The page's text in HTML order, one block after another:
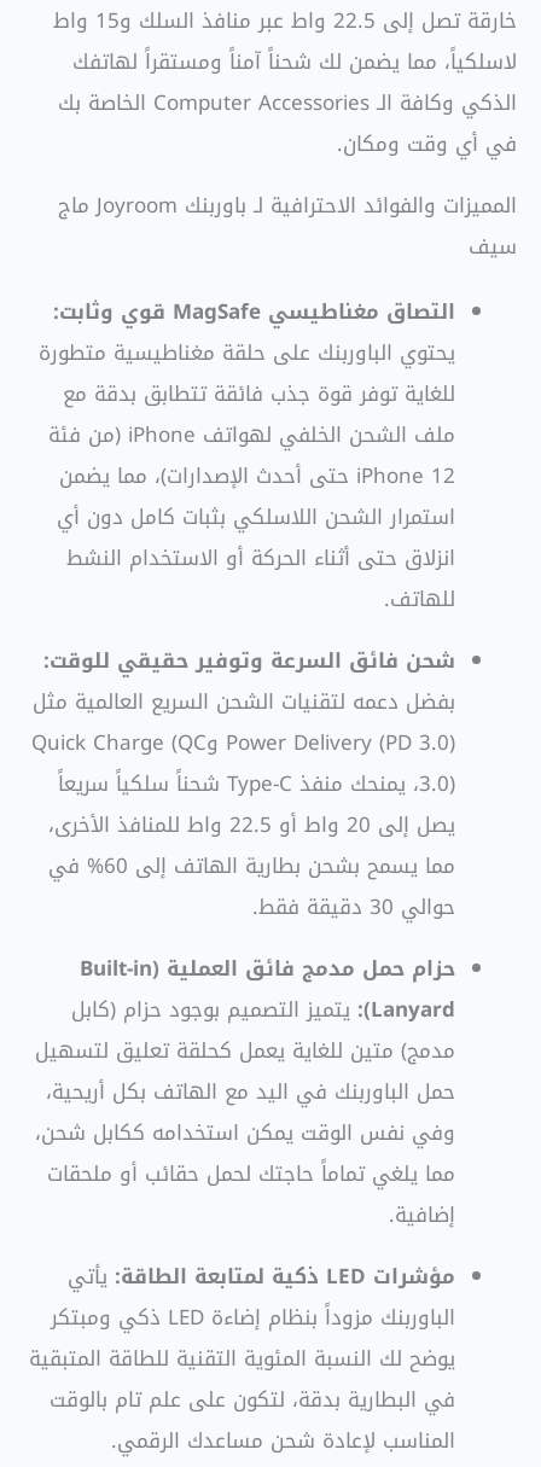
خارقة تصل إلى 22.5 واط عبر منافذ السلك و15 واط
لاسلكياً، مما يضمن لك شحناً آمناً ومستقراً لهاتفك
الذكي وكافة الـ Computer Accessories الخاصة بك
في أي وقت ومكان.
المميزات والفوائد الاحترافية لـ باوربنك Joyroom ماج
سيف
التصاق مغناطيسي MagSafe قوي وثابت:
يحتوي الباوربنك على حلقة مغناطيسية متطورة
للغاية توفر قوة جذب فائقة تتطابق بدقة مع
ملف الشحن الخلفي لهواتف iPhone (من فئة
iPhone 12 حتى أحدث الإصدارات)، مما يضمن
استمرار الشحن اللاسلكي بثبات كامل دون أي
انزلاق حتى أثناء الحركة أو الاستخدام النشط
للهاتف.
شحن فائق السرعة وتوفير حقيقي للوقت:
بفضل دعمه لتقنيات الشحن السريع العالمية مثل
Power Delivery (PD 3.0) وQuick Charge (QC
3.0)، يمنحك منفذ Type-C شحناً سلكياً سريعاً
يصل إلى 20 واط أو 22.5 واط للمنافذ الأخرى،
مما يسمح بشحن بطارية الهاتف إلى 60% في
حوالي 30 دقيقة فقط.
حزام حمل مدمج فائق العملية (Built-in
Lanyard): يتميز التصميم بوجود حزام (كابل
مدمج) متين للغاية يعمل كحلقة تعليق لتسهيل
حمل الباوربنك في اليد مع الهاتف بكل أريحية،
وفي نفس الوقت يمكن استخدامه ككابل شحن،
مما يلغي تماماً حاجتك لحمل حقائب أو ملحقات
إضافية.
مؤشرات LED ذكية لمتابعة الطاقة:
يأتي
الباوربنك مزوداً بنظام إضاءة LED ذكي ومبتكر
يوضح لك النسبة المئوية التقنية للطاقة المتبقية
في البطارية بدقة، لتكون على علم تام بالوقت
المناسب لإعادة شحن مساعدك الرقمي.